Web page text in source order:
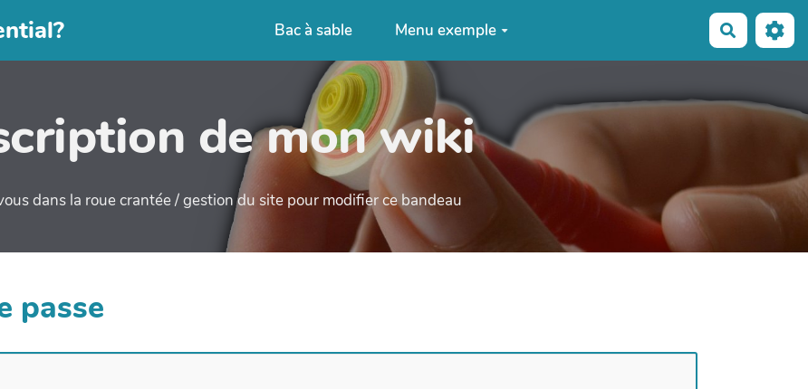
Bac à sable Menu exemple
de mon wiki
dans la roue crantée / gestion du site pour modifier ce bandeau
passe